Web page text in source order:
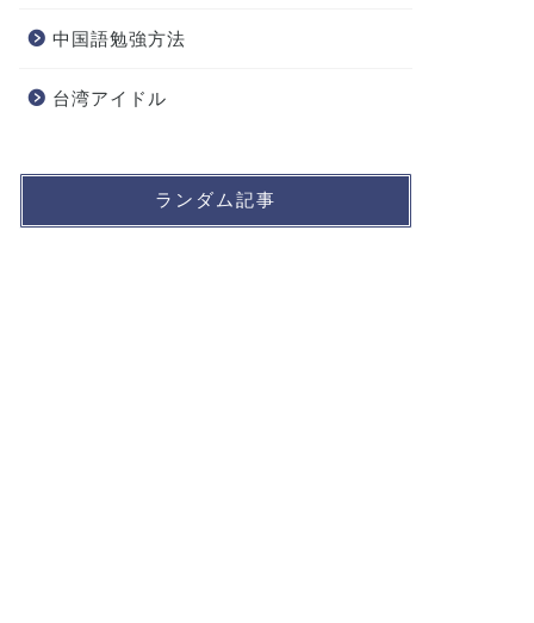
中国語勉強方法
台湾アイドル
ランダム記事